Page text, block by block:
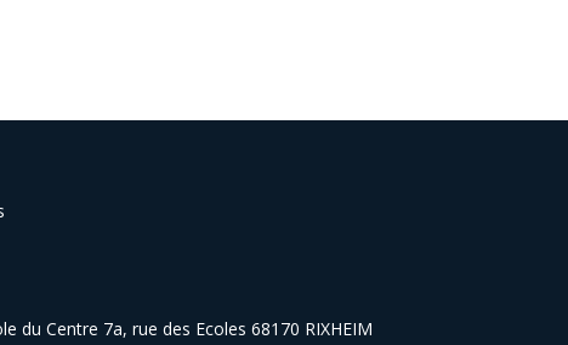
du Centre 7a, rue des Ecoles 68170 RIXHEIM